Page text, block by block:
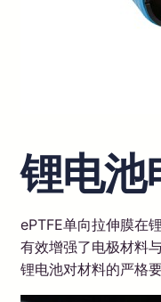
锂电池
ePTFE单向拉伸膜在
有效增强了电极材料
锂电池对材料的严格